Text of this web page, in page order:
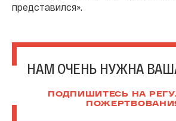
представился».
НАМ ОЧЕНЬ НУЖНА
ПОДПИШИТЕСЬ НА